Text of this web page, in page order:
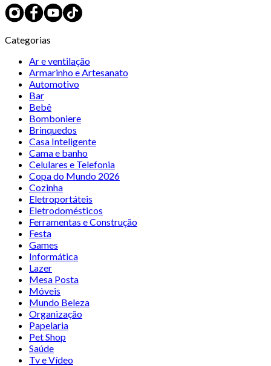
Categorias
Ar e ventilação
Armarinho e Artesanato
Automotivo
Bar
Bebê
Bomboniere
Brinquedos
Casa Inteligente
Cama e banho
Celulares e Telefonia
Copa do Mundo 2026
Cozinha
Eletroportáteis
Eletrodomésticos
Ferramentas e Construção
Festa
Games
Informática
Lazer
Mesa Posta
Móveis
Mundo Beleza
Organização
Papelaria
Pet Shop
Saúde
Tv e Vídeo